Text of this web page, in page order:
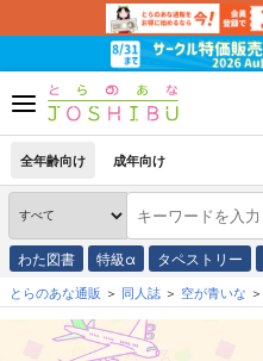
全年齢向け 成年向け
わた図書 特級α タペストリー
とらのあな通販 同人誌 空が青いな